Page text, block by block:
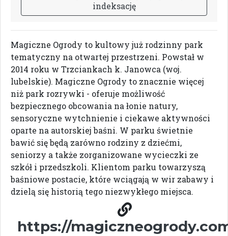
indeksację
Magiczne Ogrody to kultowy już rodzinny park
tematyczny na otwartej przestrzeni. Powstał w
2014 roku w Trzciankach k. Janowca (woj.
lubelskie). Magiczne Ogrody to znacznie więcej
niż park rozrywki - oferuje możliwość
bezpiecznego obcowania na łonie natury,
sensoryczne wytchnienie i ciekawe aktywności
oparte na autorskiej baśni. W parku świetnie
bawić się będą zarówno rodziny z dziećmi,
seniorzy a także zorganizowane wycieczki ze
szkół i przedszkoli. Klientom parku towarzyszą
baśniowe postacie, które wciągają w wir zabawy i
dzielą się historią tego niezwykłego miejsca.
https://